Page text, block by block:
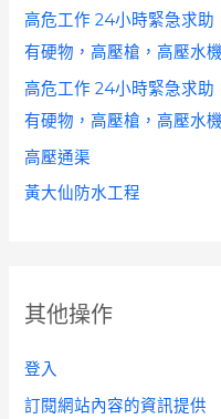
高危工作 24小時緊急求助
有硬物，高壓槍，高壓水
高危工作 24小時緊急求助
有硬物，高壓槍，高壓水
高壓通渠
黃大仙防水工程
其他操作
登入
訂閱網站內容的資訊提供